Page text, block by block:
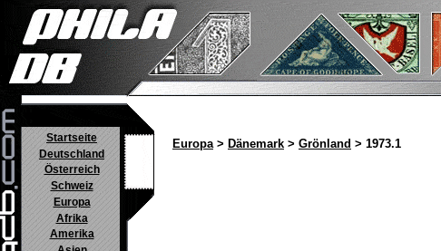
Startseite
Deutschland
Österreich
Schweiz
Europa
Afrika
Amerika
Europa> Dänemark > Grönland > 1973.1